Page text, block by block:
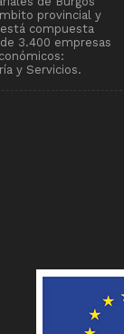
provincial y
compuesta
3.400 empresas
y Servicios.